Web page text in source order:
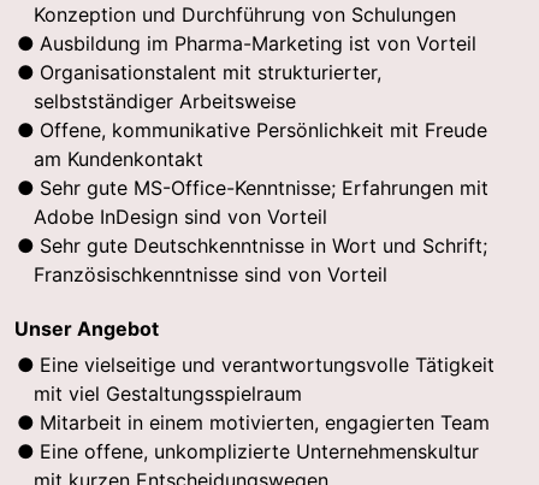
Konzeption und Durchführung von Schulungen
Ausbildung im Pharma-Marketing ist von Vorteil
Organisationstalent mit strukturierter,
selbstständiger Arbeitsweise
Offene, kommunikative Persönlichkeit mit Freude
am Kundenkontakt
Sehr gute MS-Office-Kenntnisse; Erfahrungen mit
Adobe InDesign sind von Vorteil
Sehr gute Deutschkenntnisse in Wort und Schrift;
Französischkenntnisse sind von Vorteil
Unser Angebot
Eine vielseitige und verantwortungsvolle Tätigkeit
mit viel Gestaltungsspielraum
Mitarbeit in einem motivierten, engagierten Team
Eine offene, unkomplizierte Unternehmenskultur
mit kurzen Entscheidungswegen